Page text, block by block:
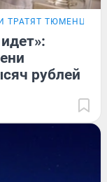
ТРАТЯТ ТЮМЕНЦЫ
рублей